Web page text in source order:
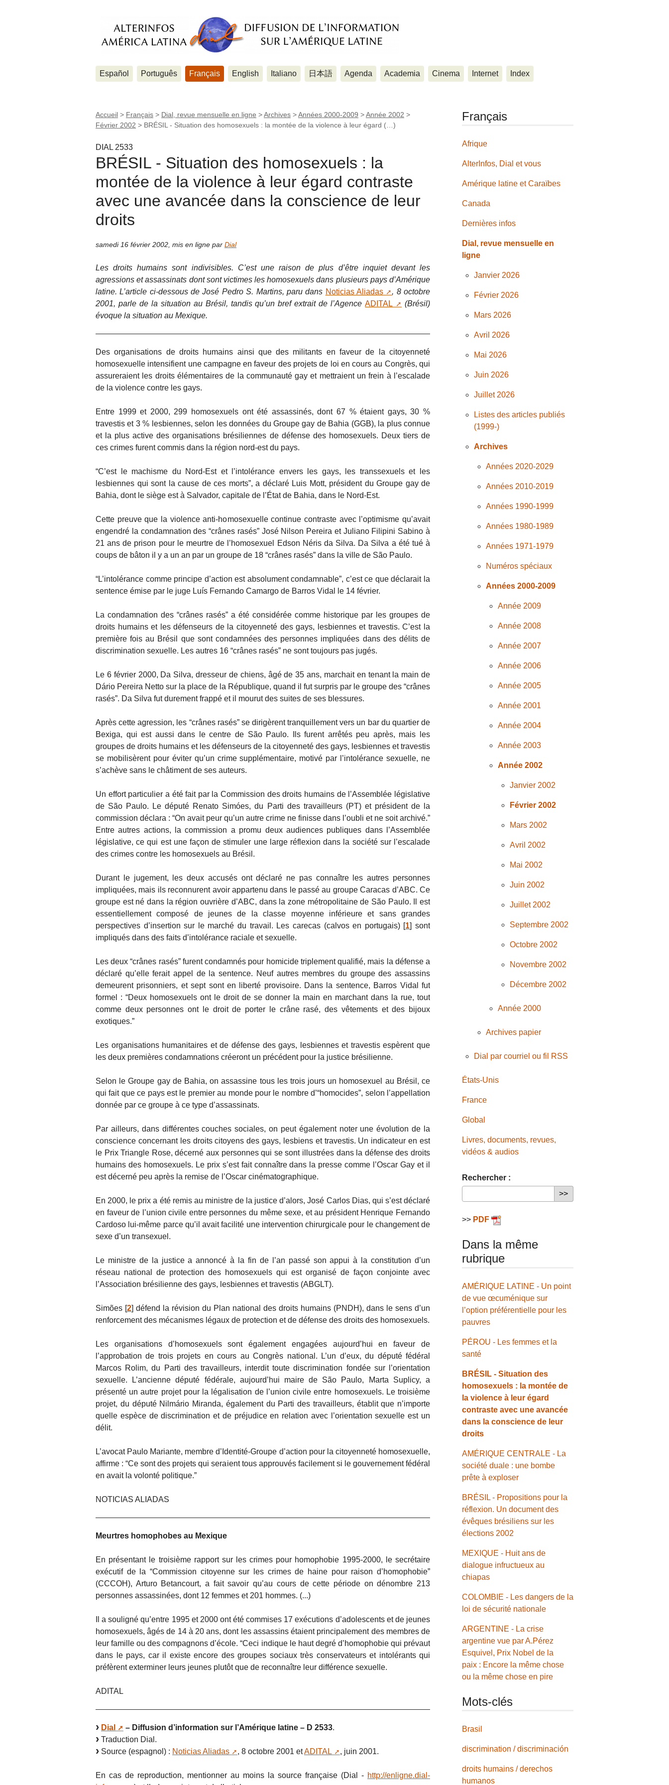
Español Português Français English Italiano 日本語 Agenda Academia Cinema Internet Index
Accueil > Français > Dial, revue mensuelle en ligne >Archives >Années 2000-2009 >Année 2002 >
Février 2002 > BRÉSIL - Situation des homosexuels : la montée de la violence à leur égard (…)
DIAL 2533
BRÉSIL - Situation des homosexuels : la
montée de la violence à leur égard contraste
avec une avancée dans la conscience de leur
droits
samedi 16 février 2002 mis en ligne par Dial
Les droits humains sont indivisibles. C’est une raison de plus d’être inquiet devant les
agressions et assassinats dont sont victimes les homosexuels dans plusieurs pays d’Amérique
latine. L’article ci-dessous de José Pedro S. Martins, paru dans Noticias Aliadas
, 8 octobre
2001, parle de la situation au Brésil, tandis qu’un bref extrait de l’AgenceADITAL
(Brésil)
évoque la situation au Mexique.
Des organisations de droits humains ainsi que des militants en faveur de la citoyenneté
homosexuelle intensifient une campagne en faveur des projets de loi en cours au Congrès, qui
assureraient les droits élémentaires de la communauté gay et mettraient un frein à l’escalade
de la violence contre les gays.
Entre 1999 et 2000, 299 homosexuels ont été assassinés, dont 67 % étaient gays, 30 %
travestis et 3 % lesbiennes, selon les données du Groupe gay de Bahia (GGB), la plus connue
et la plus active des organisations brésiliennes de défense des homosexuels. Deux tiers de
ces crimes furent commis dans la région nord-est du pays.
“C’est le machisme du Nord-Est et l’intolérance envers les gays, les transsexuels et les
lesbiennes qui sont la cause de ces morts”, a déclaré Luis Mott, président du Groupe gay de
Bahia, dont le siège est à Salvador, capitale de l’État de Bahia, dans le Nord-Est.
Cette preuve que la violence anti-homosexuelle continue contraste avec l’optimisme qu’avait
engendré la condamnation des “crânes rasés” José Nilson Pereira et Juliano Filipini Sabino à
21 ans de prison pour le meurtre de l’homosexuel Edson Néris da Silva. Da Silva a été tué à
coups de bâton il y a un an par un groupe de 18 “crânes rasés” dans la ville de São Paulo.
“L’intolérance comme principe d’action est absolument condamnable”, c’est ce que déclarait la
sentence émise par le juge Luís Fernando Camargo de Barros Vidal le 14 février.
La condamnation des “crânes rasés” a été considérée comme historique par les groupes de
droits humains et les défenseurs de la citoyenneté des gays, lesbiennes et travestis. C’est la
première fois au Brésil que sont condamnées des personnes impliquées dans des délits de
discrimination sexuelle. Les autres 16 “crânes rasés” ne sont toujours pas jugés.
Le 6 février 2000, Da Silva, dresseur de chiens, âgé de 35 ans, marchait en tenant la main de
Dário Pereira Netto sur la place de la République, quand il fut surpris par le groupe des “crânes
rasés”. Da Silva fut durement frappé et il mourut des suites de ses blessures.
Après cette agression, les “crânes rasés” se dirigèrent tranquillement vers un bar du quartier de
Bexiga, qui est aussi dans le centre de São Paulo. Ils furent arrêtés peu après, mais les
groupes de droits humains et les défenseurs de la citoyenneté des gays, lesbiennes et travestis
se mobilisèrent pour éviter qu’un crime supplémentaire, motivé par l’intolérance sexuelle, ne
s’achève sans le châtiment de ses auteurs.
Un effort particulier a été fait par la Commission des droits humains de l’Assemblée législative
de São Paulo. Le député Renato Simóes, du Parti des travailleurs (PT) et président de la
commission déclara : “On avait peur qu’un autre crime ne finisse dans l’oubli et ne soit archivé.”
Entre autres actions, la commission a promu deux audiences publiques dans l’Assemblée
législative, ce qui est une façon de stimuler une large réflexion dans la société sur l’escalade
des crimes contre les homosexuels au Brésil.
Durant le jugement, les deux accusés ont déclaré ne pas connaître les autres personnes
impliquées, mais ils reconnurent avoir appartenu dans le passé au groupe Caracas d’ABC. Ce
groupe est né dans la région ouvrière d’ABC, dans la zone métropolitaine de São Paulo. Il est
essentiellement composé de jeunes de la classe moyenne inférieure et sans grandes
perspectives d’insertion sur le marché du travail. Les carecas (calvos en portugais)[1] sont
impliqués dans des faits d’intolérance raciale et sexuelle.
Les deux “crânes rasés” furent condamnés pour homicide triplement qualifié, mais la défense a
déclaré qu’elle ferait appel de la sentence. Neuf autres membres du groupe des assassins
demeurent prisonniers, et sept sont en liberté provisoire. Dans la sentence, Barros Vidal fut
formel : “Deux homosexuels ont le droit de se donner la main en marchant dans la rue, tout
comme deux personnes ont le droit de porter le crâne rasé, des vêtements et des bijoux
exotiques.”
Les organisations humanitaires et de défense des gays, lesbiennes et travestis espèrent que
les deux premières condamnations créeront un précédent pour la justice brésilienne.
Selon le Groupe gay de Bahia, on assassine tous les trois jours un homosexuel au Brésil, ce
qui fait que ce pays est le premier au monde pour le nombre d’“homocides”, selon l’appellation
donnée par ce groupe à ce type d’assassinats.
Par ailleurs, dans différentes couches sociales, on peut également noter une évolution de la
conscience concernant les droits citoyens des gays, lesbiens et travestis. Un indicateur en est
le Prix Triangle Rose, décerné aux personnes qui se sont illustrées dans la défense des droits
humains des homosexuels. Le prix s’est fait connaître dans la presse comme l’Oscar Gay et il
est décerné peu après la remise de l’Oscar cinématographique.
En 2000, le prix a été remis au ministre de la justice d’alors, José Carlos Dias, qui s’est déclaré
en faveur de l’union civile entre personnes du même sexe, et au président Henrique Fernando
Cardoso lui-même parce qu’il avait facilité une intervention chirurgicale pour le changement de
sexe d’un transexuel.
Le ministre de la justice a annoncé à la fin de l’an passé son appui à la constitution d’un
réseau national de protection des homosexuels qui est organisé de façon conjointe avec
l’Association brésilienne des gays, lesbiennes et travestis (ABGLT).
Simões [2] défend la révision du Plan national des droits humains (PNDH), dans le sens d’un
renforcement des mécanismes légaux de protection et de défense des droits des homosexuels.
Les organisations d’homosexuels sont également engagées aujourd’hui en faveur de
l’approbation de trois projets en cours au Congrès national. L’un d’eux, du député fédéral
Marcos Rolim, du Parti des travailleurs, interdit toute discrimination fondée sur l’orientation
sexuelle. L’ancienne député fédérale, aujourd’hui maire de São Paulo, Marta Suplicy, a
présenté un autre projet pour la légalisation de l’union civile entre homosexuels. Le troisième
projet, du député Nilmário Miranda, également du Parti des travailleurs, établit que n’importe
quelle espèce de discrimination et de préjudice en relation avec l’orientation sexuelle est un
délit.
L’avocat Paulo Mariante, membre d’Identité-Groupe d’action pour la citoyenneté homosexuelle,
affirme : “Ce sont des projets qui seraient tous approuvés facilement si le gouvernement fédéral
en avait la volonté politique.”
NOTICIAS ALIADAS
Meurtres homophobes au Mexique
En présentant le troisième rapport sur les crimes pour homophobie 1995-2000, le secrétaire
exécutif de la “Commission citoyenne sur les crimes de haine pour raison d’homophobie”
(CCCOH), Arturo Betancourt, a fait savoir qu’au cours de cette période on dénombre 213
personnes assassinées, dont 12 femmes et 201 hommes. (...)
Il a souligné qu’entre 1995 et 2000 ont été commises 17 exécutions d’adolescents et de jeunes
homosexuels, âgés de 14 à 20 ans, dont les assassins étaient principalement des membres de
leur famille ou des compagnons d’école. “Ceci indique le haut degré d’homophobie qui prévaut
dans le pays, car il existe encore des groupes sociaux très conservateurs et intolérants qui
préfèrent exterminer leurs jeunes plutôt que de reconnaître leur différence sexuelle.
ADITAL
Dial – Diffusion d’information sur l’Amérique latine – D 2533.
Traduction Dial.
Source (espagnol) : Noticias Aliadas , 8 octobre 2001 etADITAL , juin 2001.
En cas de reproduction, mentionner au moins la source française (Dial - http://enligne.dial-
Français
Afrique
AlterInfos, Dial et vous
Amérique latine et Caraïbes
Canada
Dernières infos
Dial, revue mensuelle en
ligne
Janvier 2026
Février 2026
Mars 2026
Avril 2026
Mai 2026
Juin 2026
Juillet 2026
Listes des articles publiés
(1999-)
Archives
Années 2020-2029
Années 2010-2019
Années 1990-1999
Années 1980-1989
Années 1971-1979
Numéros spéciaux
Années 2000-2009
Année 2009
Année 2008
Année 2007
Année 2006
Année 2005
Année 2001
Année 2004
Année 2003
Année 2002
Janvier 2002
Février 2002
Mars 2002
Avril 2002
Mai 2002
Juin 2002
Juillet 2002
Septembre 2002
Octobre 2002
Novembre 2002
Décembre 2002
Année 2000
Archives papier
Dial par courriel ou fil RSS
États-Unis
France
Global
Livres, documents, revues,
vidéos & audios
Rechercher :
>> PDF
Dans la même
rubrique
AMÉRIQUE LATINE - Un point
de vue œcuménique sur
l’option préférentielle pour les
pauvres
PÉROU - Les femmes et la
santé
BRÉSIL - Situation des
homosexuels : la montée de
la violence à leur égard
contraste avec une avancée
dans la conscience de leur
droits
AMÉRIQUE CENTRALE - La
société duale : une bombe
prête à exploser
BRÉSIL - Propositions pour la
réflexion. Un document des
évêques brésiliens sur les
élections 2002
MEXIQUE - Huit ans de
dialogue infructueux au
chiapas
COLOMBIE - Les dangers de la
loi de sécurité nationale
ARGENTINE - La crise
argentine vue par A.Pérez
Esquivel, Prix Nobel de la
paix : Encore la même chose
ou la même chose en pire
Mots-clés
Brasil
discrimination / discriminación
droits humains / derechos
humanos